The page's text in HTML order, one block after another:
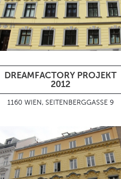
DREAMFACTORY PROJEKT
2012
1160 WIEN, SEITENBERGGASSE 9